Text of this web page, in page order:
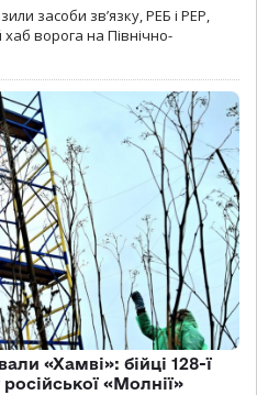
засоби зв’язку, РЕБ і РЕР,
хаб ворога на Північно-
«Хамві»: бійці 128-ї
«Молнії»